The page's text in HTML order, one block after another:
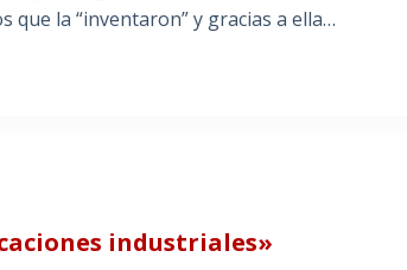
que la “inventaron” y gracias a ella…
industriales»